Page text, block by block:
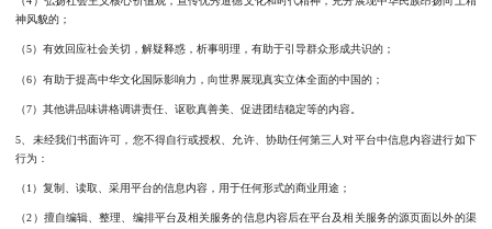
神风貌的；
（5）有效回应社会关切，解疑释惑，析事明理，有助于引导群众形成共识的；
（6）有助于提高中华文化国际影响力，向世界展现真实立体全面的中国的；
（7）其他讲品味讲格调讲责任、讴歌真善美、促进团结稳定等的内容。
5、未经我们书面许可，您不得自行或授权、允许、协助任何第三人对平台中信息内容进行如下
行为：
（1）复制、读取、采用平台的信息内容，用于任何形式的商业用途；
（2）擅自编辑、整理、编排平台及相关服务的信息内容后在平台及相关服务的源页面以外的渠